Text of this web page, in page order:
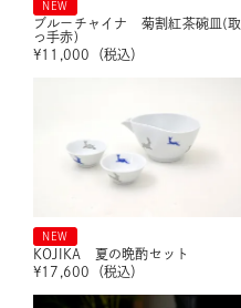
NEW
ブルーチャイナ 菊割紅茶碗皿(取
っ手赤)
¥11,000 （税込）
NEW
KOJIKA 夏の晩酌セット
¥17,600 （税込）